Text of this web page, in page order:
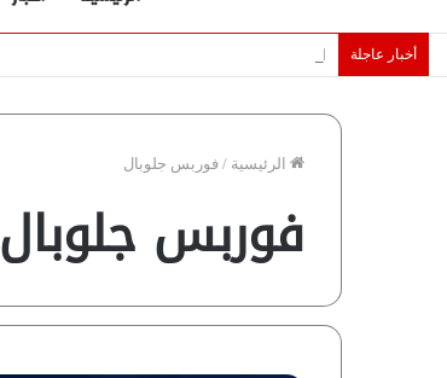
أخبار عاجلة
الرئيسية / فوربس جلوبال
فوربس جلوبال